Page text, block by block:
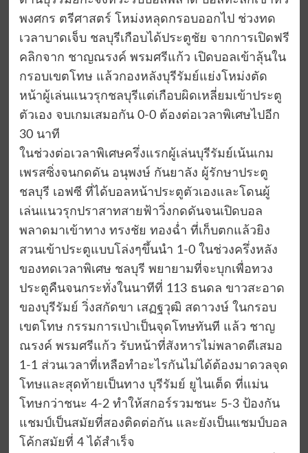
พงศกร ตรีศาสตร์ โหม่งหลุดกรอบออกไป ช่วงทด
เวลาบาดเจ็บ ชลบุรีเกือบได้ประตูชัย จากการเปิดฟรี
คลิกจาก ชาญณรงค์ พรมศรีแก้ว เปิดบอลเข้าลุ้นใน
กรอบเขตโทษ แล้วกองหลังบุรีรัมย์แย่งโหม่งตัด
หน้าผู้เล่นแนวรุกชลบุรีแต่เกือบผิดเหลี่ยมเข้าประตู
ตัวเอง จบเกมเสมอกัน 0-0 ต้องต่อเวลาพิเศษไปอีก
30 นาที
ในช่วงต่อเวลาพิเศษครึ่งแรกผู้เล่นบุรีรัมย์เน้นเกม
เพรสซิ่งจนกดดัน อนุพงษ์ กันยาลัง ผู้รักษาประตู
ชลบุรี เอฟซี ที่ได้บอลหน้าประตูตัวเองและโดนผู้
เล่นแนวรุกปราสาทสายฟ้าวิ่งกดดันจนเปิดบอล
พลาดมาเข้าทาง ทรงชัย ทองฉ่ำ ที่เก็บตกแล้วยิง
สวนเข้าประตูแบบโล่งๆขึ้นนำ 1-0 ในช่วงครึ่งหลัง
ของทดเวลาพิเศษ ชลบุรี พยายามที่จะบุกเพื่อทวง
ประตูคืนจนกระทั่งในนาทีที่ 113 ธนดล ขาวสะอาด
ของบุรีรัมย์ วิ่งสกัดขา เสฏฐวุฒิ สดาวงษ์ ในกรอบ
เขตโทษ กรรมการเป่าเป็นจุดโทษทันที แล้ว ชาญ
ณรงค์ พรมศรีแก้ว รับหน้าที่สังหารไม่พลาดตีเสมอ
1-1 ส่วนเวลาที่เหลือทำอะไรกันไม่ได้ต้องมาดวลจุด
โทษและสุดท้ายเป็นทาง บุรีรัมย์ ยูไนเต็ด ที่แม่น
โทษกว่าชนะ 4-2 ทำให้สกอร์รวมชนะ 5-3 ป้องกัน
แชมป์เป็นสมัยที่สองติดต่อกัน และยังเป็นแชมป์บอล
โค้กสมัยที่ 4 ได้สำเร็จ